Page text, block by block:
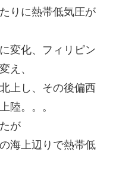
りに熱帯低気圧が
変化、フィリピン
え、
上し、その後偏西
陸。。。
が
海上辺りで熱帯低